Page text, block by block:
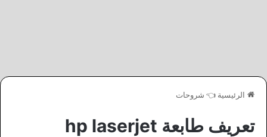
الرئيسية 👈 شروحات
تعريف طابعة hp laserjet